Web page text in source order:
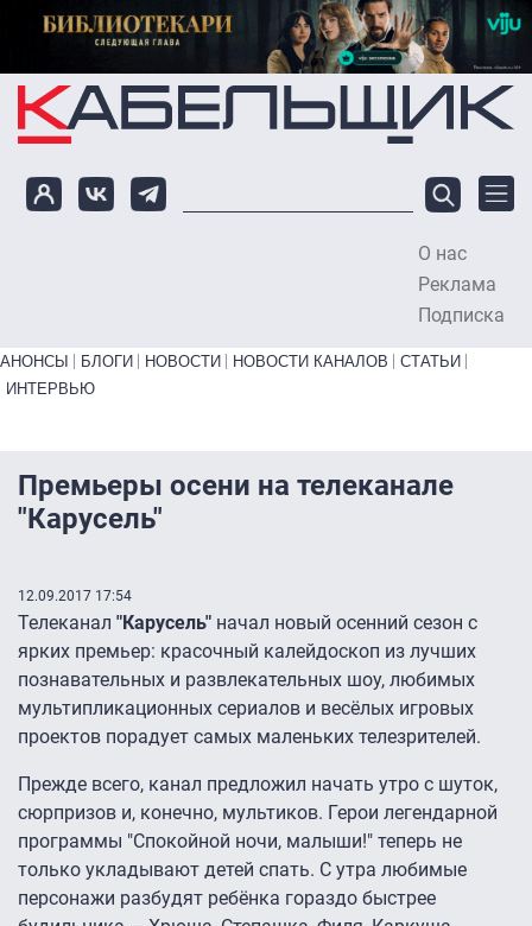
Перейти к основному содержанию
О нас
Реклама
Подписка
Primary links bottom
АНОНСЫ БЛОГИ НОВОСТИ НОВОСТИ КАНАЛОВ
СТАТЬИ
ИНТЕРВЬЮ
Премьеры осени на телеканале
"Карусель"
12.09.2017 17:54
Телеканал "Карусель" начал новый осенний сезон с
ярких премьер: красочный калейдоскоп из лучших
познавательных и развлекательных шоу, любимых
мультипликационных сериалов и весёлых игровых
проектов порадует самых маленьких телезрителей.
Прежде всего, канал предложил начать утро с шуток,
сюрпризов и, конечно, мультиков. Герои легендарной
программы "Спокойной ночи, малыши!" теперь не
только укладывают детей спать. С утра любимые
персонажи разбудят ребёнка гораздо быстрее